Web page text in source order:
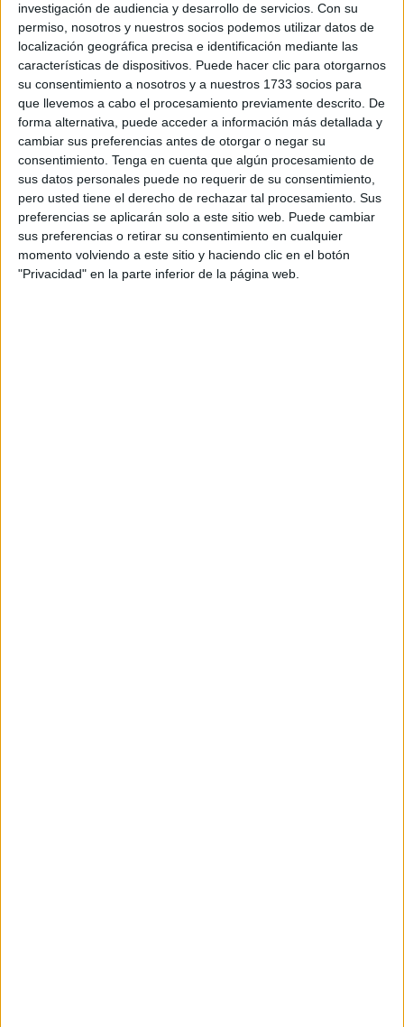
investigación de audiencia y desarrollo de servicios. Con su
permiso, nosotros y nuestros socios podemos utilizar datos de
localización geográfica precisa e identificación mediante las
características de dispositivos. Puede hacer clic para otorgarnos
su consentimiento a nosotros y a nuestros 1733 socios para
que llevemos a cabo el procesamiento previamente descrito. De
forma alternativa, puede acceder a información más detallada y
cambiar sus preferencias antes de otorgar o negar su
consentimiento. Tenga en cuenta que algún procesamiento de
sus datos personales puede no requerir de su consentimiento,
pero usted tiene el derecho de rechazar tal procesamiento. Sus
preferencias se aplicarán solo a este sitio web. Puede cambiar
sus preferencias o retirar su consentimiento en cualquier
momento volviendo a este sitio y haciendo clic en el botón
"Privacidad" en la parte inferior de la página web.
Ante la imposibilidad de adquirirla en Europa por la
primera gran guerra, nuestra locomotora C-1, ‘Ceuta’,
fabricada en los EE.UU, llegó a Cádiz en 1917 junto a
otras cinco hermanas gemelas, algunas de las cuales
fueron bautizadas con los nombres de las estaciones más
inmediatas, el caso de las C-2, ‘Miramar’, C-3, ‘Castillejos’,
C-4, ‘Negro’ y las C-5 y C-6, números que lucían en las
respectivas tapas de sus cofres, y en el caso de los
nombres tanto en la cabina como en el tender de cada una
de ellas.